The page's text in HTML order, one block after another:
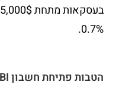
0.7%.
הטבות פתיחת חשבון IBI: